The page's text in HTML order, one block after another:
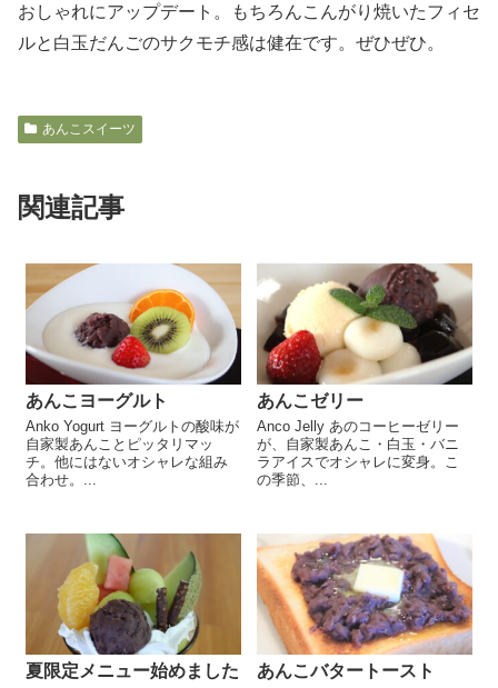
おしゃれにアップデート。もちろんこんがり焼いたフィセ
ルと白玉だんごのサクモチ感は健在です。ぜひぜひ。
あんこスイーツ
関連記事
あんこヨーグルト
Anko Yogurt ヨーグルトの酸味が
自家製あんことピッタリマッ
チ。他にはないオシャレな組み
合わせ。...
あんこゼリー
Anco Jelly あのコーヒーゼリー
が、自家製あんこ・白玉・バニ
ラアイスでオシャレに変身。こ
の季節、...
夏限定メニュー始めました あんこバタートースト